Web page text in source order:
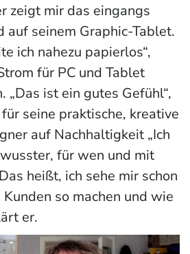
zeigt mir das eingangs
auf seinem Graphic-Tablet.
ich nahezu papierlos“,
für PC und Tablet
„Das ist ein gutes Gefühl“,
seine praktische, kreative
auf Nachhaltigkeit „Ich
für wen und mit
heißt, ich sehe mir schon
so machen und wie
er.